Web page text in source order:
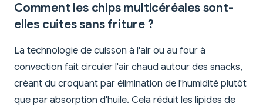
Comment les chips multicéréales sont-
elles cuites sans friture ?
La technologie de cuisson à l'air ou au four à
convection fait circuler l'air chaud autour des snacks,
créant du croquant par élimination de l'humidité plutôt
que par absorption d'huile. Cela réduit les lipides de